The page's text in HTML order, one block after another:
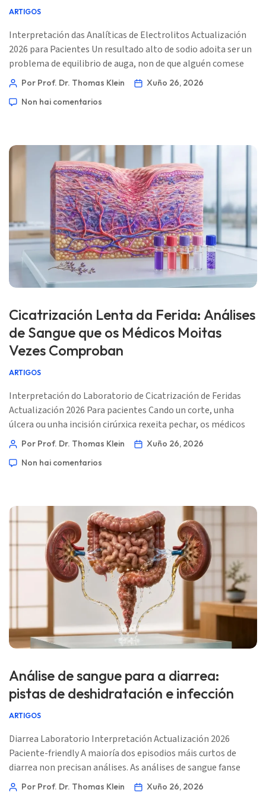
ARTIGOS
Interpretación das Analíticas de Electrolitos Actualización
2026 para Pacientes Un resultado alto de sodio adoita ser un
problema de equilibrio de auga, non de que alguén comese
unha comida moi salgada. O truco clínico é decidir se a perda
medicación ou urxente. 📖 ~11 minutos 📅 26 de xuño de
[…]
Por Prof. Dr. Thomas Klein
Xuño 26, 2026
Non hai comentarios
Cicatrización Lenta da Ferida: Análises
de Sangue que os Médicos Moitas
Vezes Comproban
ARTIGOS
Interpretación do Laboratorio de Cicatrización de Feridas
Actualización 2026 Para pacientes Cando un corte, unha
úlcera ou unha incisión cirúrxica rexeita pechar, os médicos
buscan patróns en lugar de un único resultado máxico. As
glicosa, a capacidade de transporte de osíxeno, o estado das
2026 🩺 […]
Por Prof. Dr. Thomas Klein
Xuño 26, 2026
Non hai comentarios
Análise de sangue para a diarrea:
pistas de deshidratación e infección
ARTIGOS
Diarrea Laboratorio Interpretación Actualización 2026
Paciente-friendly A maioría dos episodios máis curtos de
diarrea non precisan análises. As análises de sangue fanse
útiles cando a historia suxire perda de fluídos, infección
Por Prof. Dr. Thomas Klein
Xuño 26, 2026